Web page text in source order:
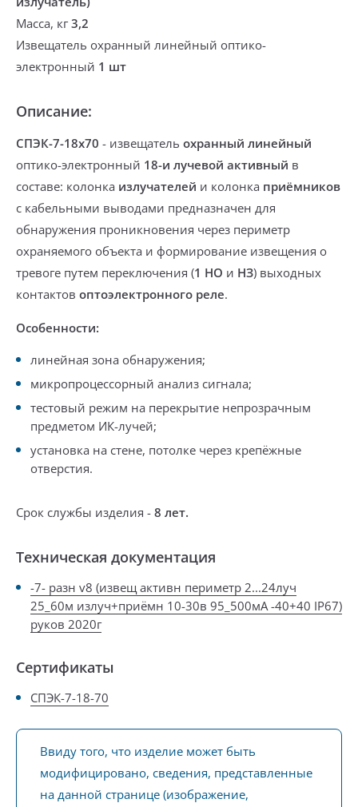
Масса, кг3,2
Извещатель охранный линейный оптико-
электронный 1 шт
Описание:
СПЭК-7-18х70 - извещатель охранный линейный
оптико-электронный 18-и лучевой активный в
составе: колонка излучателей и колонка приёмников
с кабельными выводами предназначен для
обнаружения проникновения через периметр
охраняемого объекта и формирование извещения о
тревоге путем переключения (1 НО и НЗ) выходных
контактов оптоэлектронного реле.
Особенности:
линейная зона обнаружения;
микропроцессорный анализ сигнала;
тестовый режим на перекрытие непрозрачным
предметом ИК-лучей;
установка на стене, потолке через крепёжные
отверстия.
Срок службы изделия - 8 лет.
Техническая документация
-7- разн v8 (извещ активн периметр 2...24луч
25_60м излуч+приёмн 10-30в 95_500мА -40+40 IP67)
руков 2020г
Сертификаты
СПЭК-7-18-70
Ввиду того, что изделие может быть
модифицировано, сведения, представленные
на данной странице (изображение,